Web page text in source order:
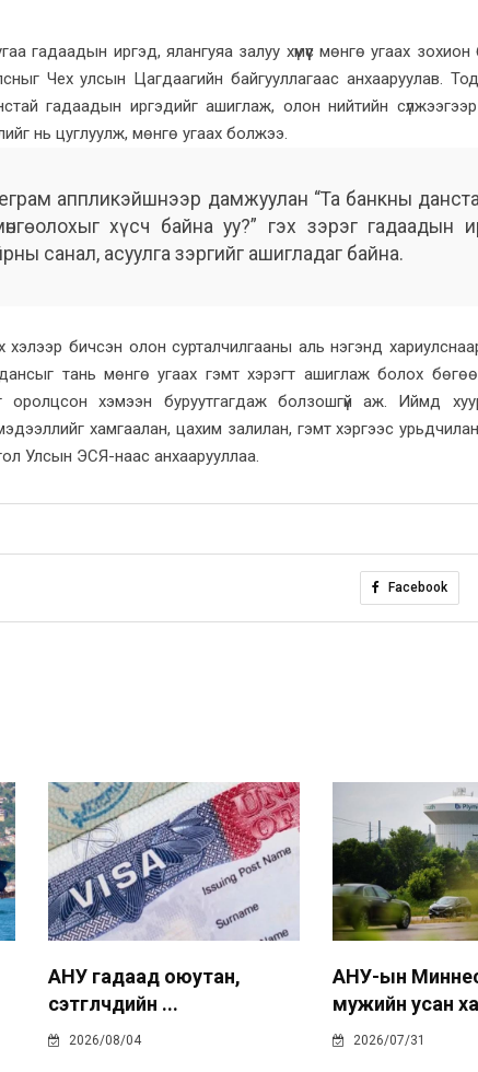
гадаадын иргэд, ялангуяа залуу хүмүүс мөнгө угаах зохион
Чех улсын Цагдаагийн байгууллагаас анхааруулав.
гадаадын иргэдийг ашиглаж, олон нийтийн сүлжээгээр
нь цуглуулж, мөнгө угаах болжээ.
аппликэйшнээр дамжуулан “Та банкны
олохыг хүсч байна уу?” гэх зэрэг гадаадын
санал, асуулга зэргийг ашигладаг байна.
бичсэн олон сурталчилгааны аль нэгэнд
тань мөнгө угаах гэмт хэрэгт ашиглаж болох
оролцсон хэмээн буруутгагдаж болзошгүй аж. Иймд
хамгаалан, цахим залилан, гэмт хэргээс
Улсын ЭСЯ-наас анхаарууллаа.
Facebook
АНУ гадаад оюутан,
сэтгүүлчдийн ...
2026/08/04
АНУ-ын
мужийн усан
2026/07/31